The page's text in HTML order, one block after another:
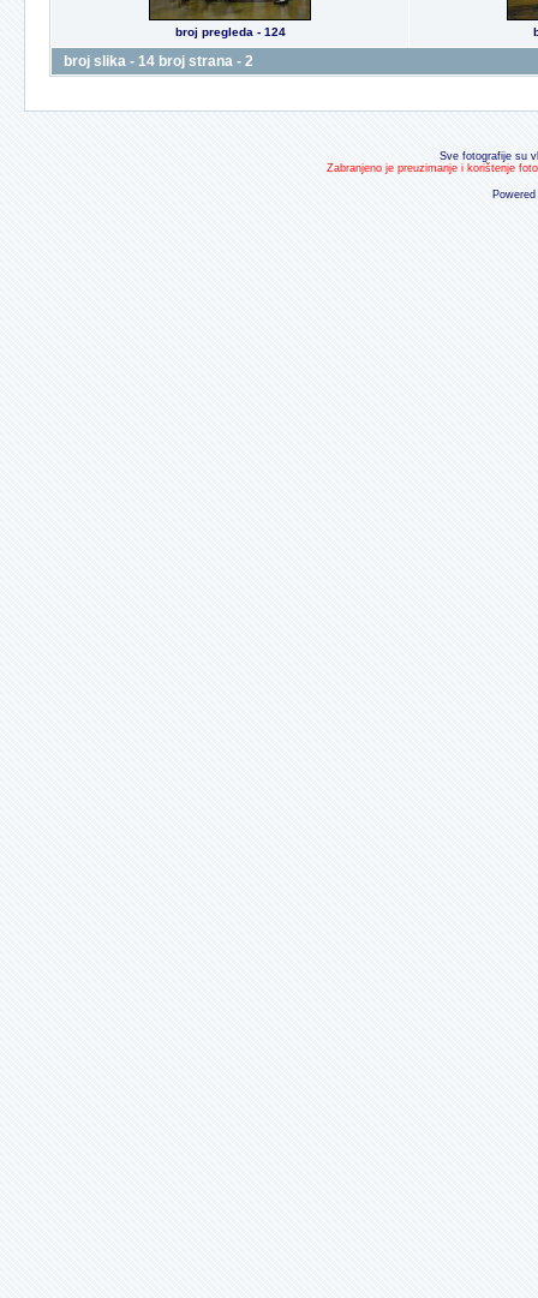
broj pregleda - 124
broj slika - 14 broj strana - 2
Sve fotografije su
Zabranjeno je preuzimanje i korištenje